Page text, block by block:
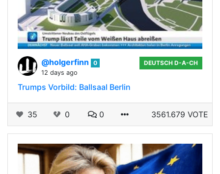
@holgerfinn
0
12 days ago
DEUTSCH D-A-CH
Trumps Vorbild: Ballsaal Berlin
35 0 0 3561.679 VOTE